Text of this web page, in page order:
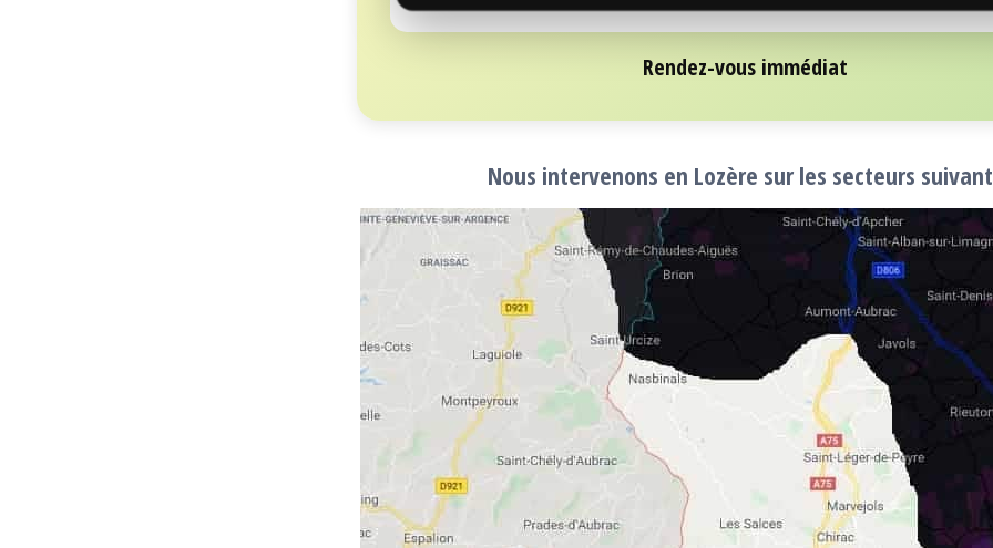
Rendez-vous immédiat
Nous intervenons en Lozère sur les secteurs